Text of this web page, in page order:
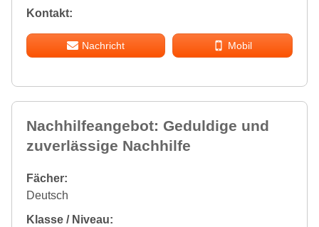
Kontakt:
Nachricht Mobil
Nachhilfeangebot: Geduldige und
zuverlässige Nachhilfe
Fächer:
Deutsch
Klasse / Niveau: